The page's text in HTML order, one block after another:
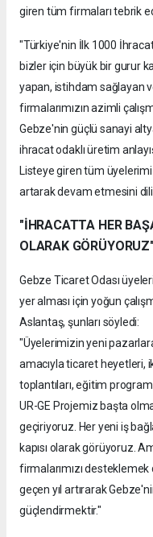
giren tüm firmaları tebrik
"Türkiye'nin İlk 1000
bizler için büyük bir gurur
yapan, istihdam sağlayan
firmalarımızın azimli
Gebze'nin güçlü sanayi
ihracat odaklı üretim
Listeye giren tüm
artarak devam etmesini
"İHRACATTA HER
OLARAK GÖRÜYORUZ"
Gebze Ticaret Odası
yer alması için yoğun
Aslantaş, şunları söyledi:
"Üyelerimizin yeni pazarlara
amacıyla ticaret heyetleri,
toplantıları, eğitim
UR-GE Projemiz başta
geçiriyoruz. Her yeni iş
kapısı olarak görüyoruz.
firmalarımızı
geçen yıl artırarak
güçlendirmektir."